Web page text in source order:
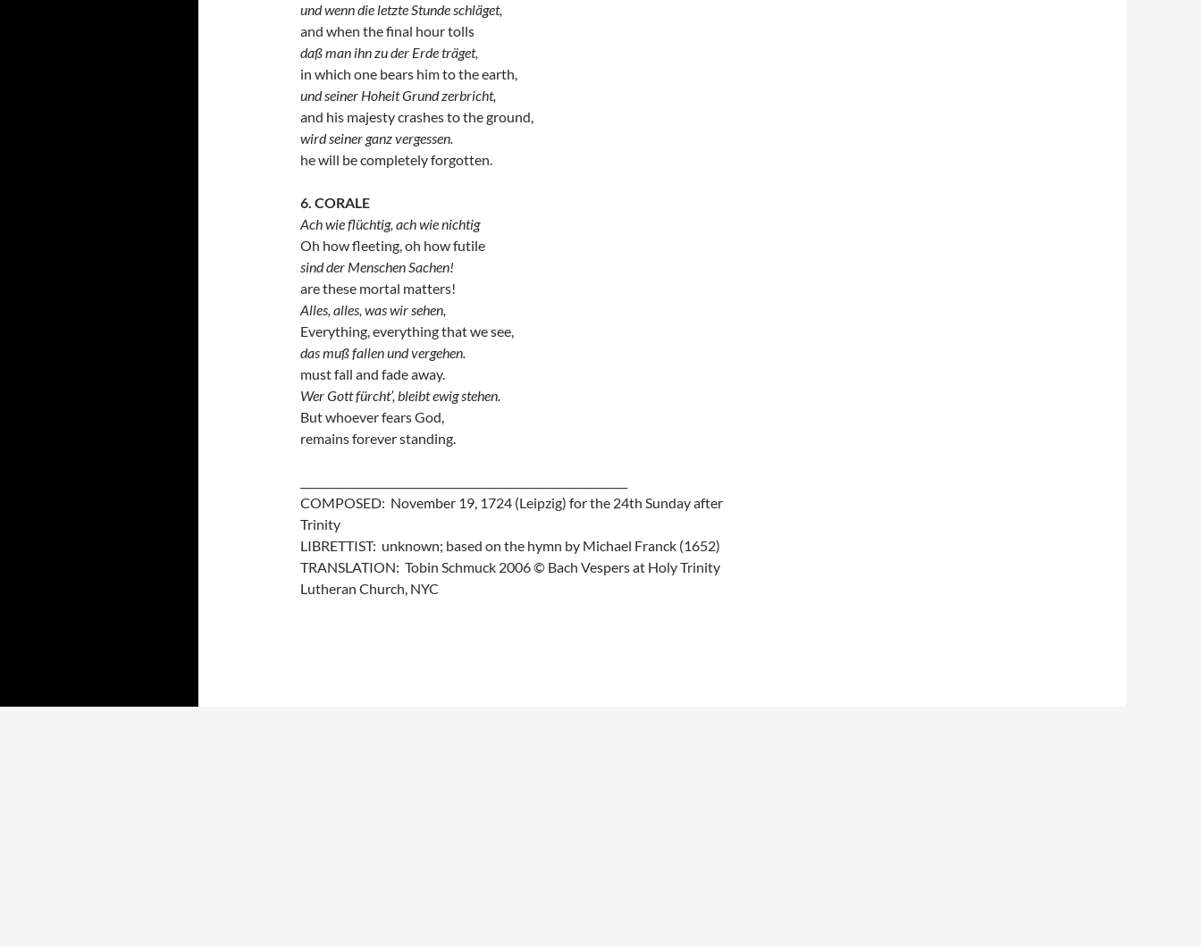
und wenn die letzte Stunde schläget,
and when the final hour tolls
daß man ihn zu der Erde träget,
in which one bears him to the earth,
und seiner Hoheit Grund zerbricht,
and his majesty crashes to the ground,
wird seiner ganz vergessen.
he will be completely forgotten.
6. CORALE
Ach wie flüchtig, ach wie nichtig
Oh how fleeting, oh how futile
sind der Menschen Sachen!
are these mortal matters!
Alles, alles, was wir sehen,
Everything, everything that we see,
das muß fallen und vergehen.
must fall and fade away.
Wer Gott fürcht’, bleibt ewig stehen.
But whoever fears God,
remains forever standing.
COMPOSED: November 19, 1724 (Leipzig) for the 24th Sunday after
Trinity
LIBRETTIST: unknown; based on the hymn by Michael Franck (1652)
TRANSLATION: Tobin Schmuck 2006 © Bach Vespers at Holy Trinity
Lutheran Church, NYC